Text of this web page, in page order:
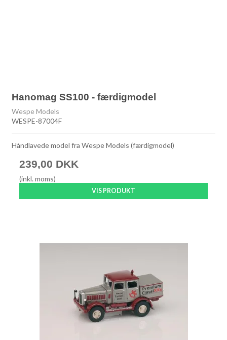
Hanomag SS100 - færdigmodel
Wespe Models
WESPE-87004F
Håndlavede model fra Wespe Models (færdigmodel)
239,00 DKK
(inkl. moms)
VIS PRODUKT